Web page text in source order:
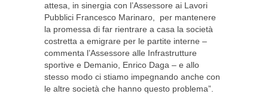
attesa, in sinergia con l’Assessore ai Lavori
Pubblici Francesco Marinaro, per mantenere
la promessa di far rientrare a casa la società
costretta a emigrare per le partite interne –
commenta l’Assessore alle Infrastrutture
sportive e Demanio, Enrico Daga – e allo
stesso modo ci stiamo impegnando anche con
le altre società che hanno questo problema”.